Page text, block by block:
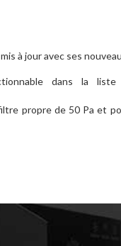
à jour avec ses
dans la
propre de 50 Pa et